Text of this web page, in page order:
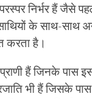
निर्भर हैं जैसे
के साथ-साथ
करता है।
हैं जिनके पास
भी हैं जिसके